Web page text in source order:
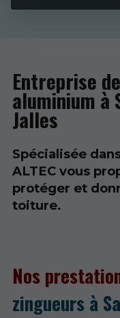
Entreprise
aluminium à
Jalles
Spécialisée
ALTEC vous
protéger et
toiture.
Nos
zingueurs à